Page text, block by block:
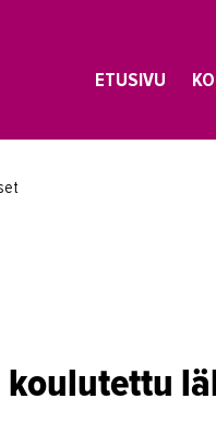
ETUSIVU
koulutettu